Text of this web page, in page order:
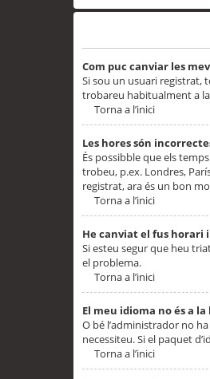
Com puc canviar les
Si sou un usuari registrat,
trobareu habitualment a
Torna a l’inici
Les hores són
És possibble que els
trobeu, p.ex. Londres,
registrat, ara és un bon
Torna a l’inici
He canviat el fus horari
Si esteu segur que heu
el problema.
Torna a l’inici
El meu idioma no és a
O bé l’administrador no
necessiteu. Si el paquet
Torna a l’inici